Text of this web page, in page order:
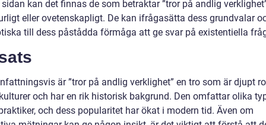
kan det finnas de som betraktar ”tror på andlig
eller ovetenskapligt. De kan ifrågasätta dess grundvalar
till dess påstådda förmåga att ge svar på existentiella
är ”tror på andlig verklighet” en tro som är djupt
och har en rik historisk bakgrund. Den omfattar olika
och dess popularitet har ökat i modern tid. Även om